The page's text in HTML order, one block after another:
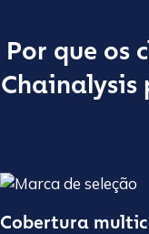
Por que os
Chainalysis
Cobertura